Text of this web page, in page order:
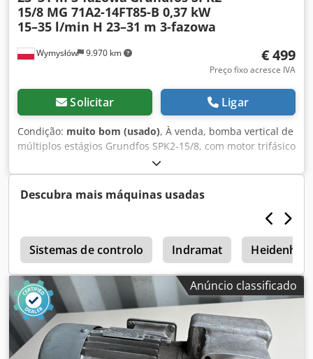
Wymysłów 9.970 km
15/8 MG 71A2-14FT85-B 0,37 kW
15–35 l/min H 23–31 m 3-fazowa
€ 499
Preço fixo acresce IVA
Solicitar Ligar
Condição: muito bom (usado), À venda, bomba vertical de
múltiplos estágios Grundfos SPK2-15/8, com motor trifásico
Grundfos MG 71A2-14FT85-B, com potência de 0,37 kW. A
bomba está em perfeito estado de funcionamento, foi
testada e está pronta para uso. Projetada para bombear
fluidos de refrigeração, emulsões, água de processo e
outros líquidos utilizados em máquinas CNC e instalações
industriais. Apresenta sinais normais de uso. Dados da
bomba: Fabricante: Grundfos Modelo: SPK2-15/8 Versão:
AMA CVUV Vazão: 15–35 l/min Altura de elevação: 23–31 m
Frequência: 50 Hz Dados do motor: Fabricante: Grundfos
Tipo: MG 71A2-14FT85-B Potência: 0,37 kW Alimentação:
3×200–220 V Δ / 346–380 V Y Frequência: 50 Hz Corrente
nominal: 1,92 / 1,10 A Cedpfozn N Auex Ab Hjrf Velocidade
de rotação: 2800–2840 rpm Fator de potência (cos φ): 0,82–
0,75 Grau de proteção: IP54 Classe de isolamento: F
Descubra mais máquinas usadas
Sistemas de controlo Indramat Heidenhain
Anúncio classificado